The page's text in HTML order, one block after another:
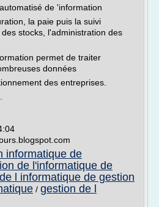
de 'information
la paie puis la suivi
stocks, l'administration des
permet de traiter
données
des entreprises.
informatique de
de l'informatique de
l informatique de gestion
/ gestion de l